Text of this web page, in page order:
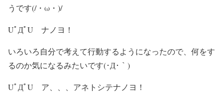
うです(/・ω・)/
UﾟДﾟU ナノヨ！
いろいろ自分で考えて行動するようになったので、何をす
るのか気になるみたいです(･Д･｀)
UﾟДﾟU ア、、、アネトシテナノヨ！